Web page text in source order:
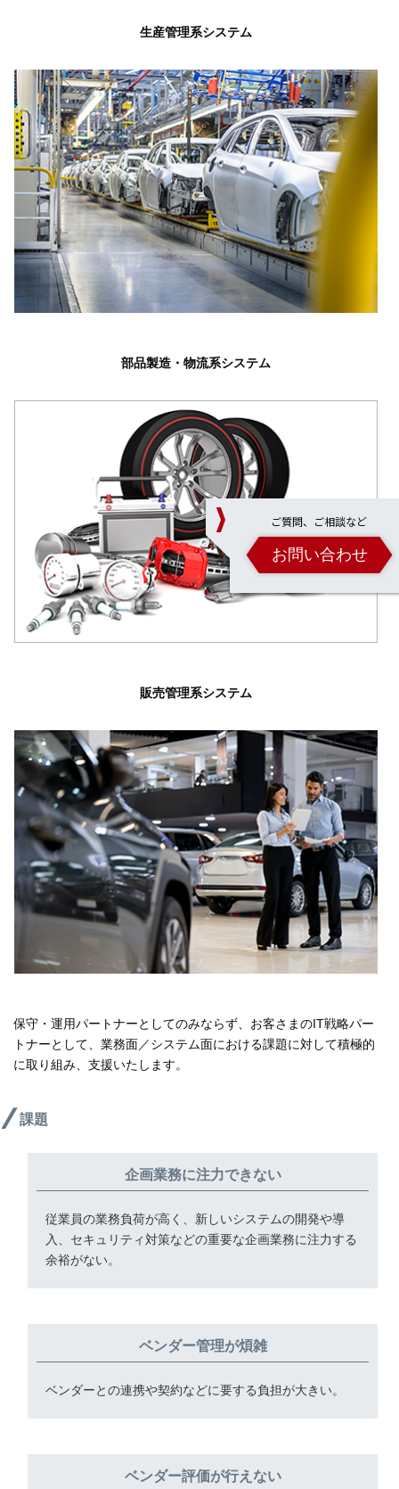
ご質問、ご相談など
お問い合わせ
生産管理系システム
部品製造・物流系システム
販売管理系システム
保守・運用パートナーとしてのみならず、お客さまのIT戦略パー
トナーとして、業務面／システム面における課題に対して積極的
に取り組み、支援いたします。
課題
企画業務に注力できない
従業員の業務負荷が高く、新しいシステムの開発や導
入、セキュリティ対策などの重要な企画業務に注力する
余裕がない。
ベンダー管理が煩雑
ベンダーとの連携や契約などに要する負担が大きい。
ベンダー評価が行えない